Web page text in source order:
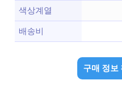
색상계열
배송비
구매 정보